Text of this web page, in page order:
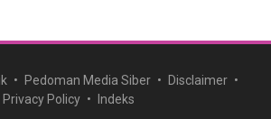
Pedoman Media Siber
Disclaimer
Privacy Policy
Indeks